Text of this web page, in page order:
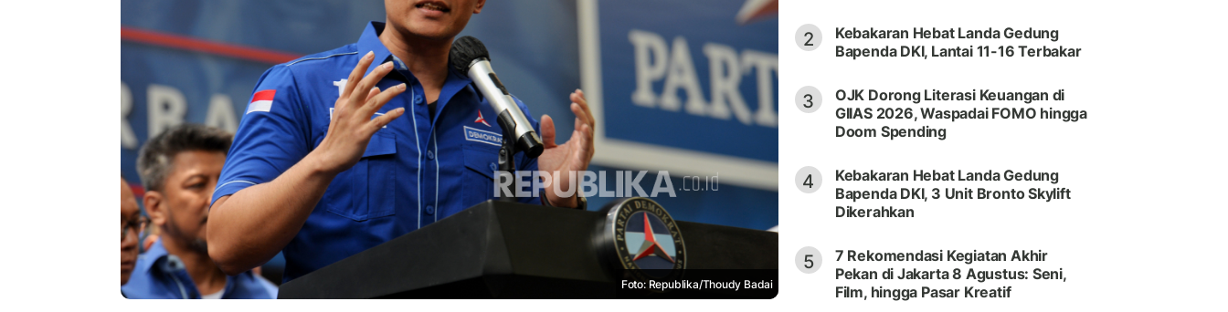
Foto: Republika/Thoudy Badai
2
Kebakaran Hebat Landa Gedung
Bapenda DKI, Lantai 11-16 Terbakar
3
OJK Dorong Literasi Keuangan di
GIIAS 2026, Waspadai FOMO hingga
Doom Spending
4
Kebakaran Hebat Landa Gedung
Bapenda DKI, 3 Unit Bronto Skylift
Dikerahkan
5
7 Rekomendasi Kegiatan Akhir
Pekan di Jakarta 8 Agustus: Seni,
Film, hingga Pasar Kreatif